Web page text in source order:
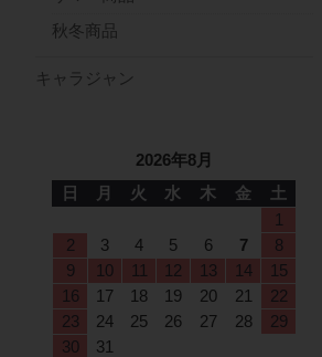
秋冬商品
キャラジャン
2026年8月
日
月 火 水 木 金
土
1
2
3 4 5 6 7
8
9
10 11 12 13 14
15
16
17 18 19 20 21
22
23
24 25 26 27 28
29
30
31